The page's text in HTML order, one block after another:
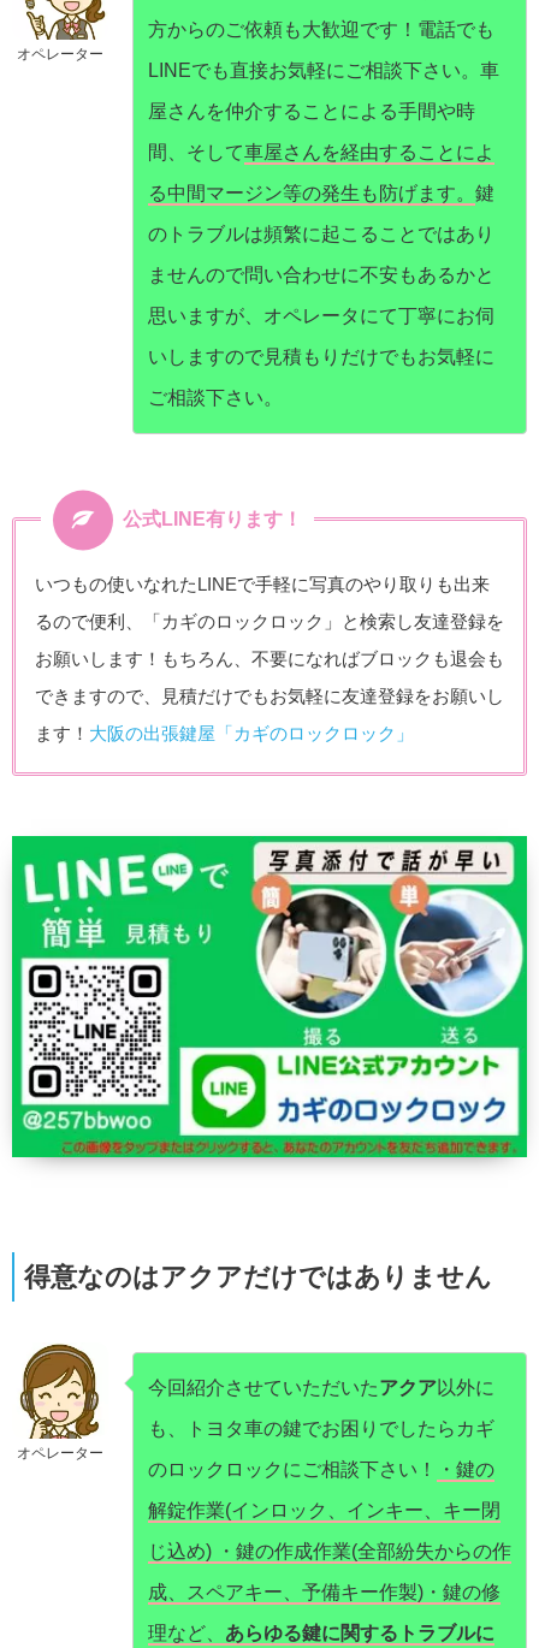
オペレーター
方からのご依頼も大歓迎です！電話でも
LINEでも直接お気軽にご相談下さい。車
屋さんを仲介することによる手間や時
間、そして車屋さんを経由することによ
る中間マージン等の発生も防げます。 鍵
のトラブルは頻繁に起こることではあり
ませんので問い合わせに不安もあるかと
思いますが、オペレータにて丁寧にお伺
いしますので見積もりだけでもお気軽に
ご相談下さい。
公式LINE有ります！
いつもの使いなれたLINEで手軽に写真のやり取りも出来
るので便利、「カギのロックロック」と検索し友達登録を
お願いします！もちろん、不要になればブロックも退会も
できますので、見積だけでもお気軽に友達登録をお願いし
ます！ 大阪の出張鍵屋「カギのロックロック」
得意なのはアクアだけではありません
オペレーター
今回紹介させていただいたアクア以外に
も、トヨタ車の鍵でお困りでしたらカギ
のロックロックにご相談下さい！
・鍵の
解錠作業(インロック、インキー、キー閉
じ込め) ・鍵の作成作業(全部紛失からの作
成、スペアキー、予備キー作製)・鍵の修
理など、 あらゆる鍵に関するトラブルに